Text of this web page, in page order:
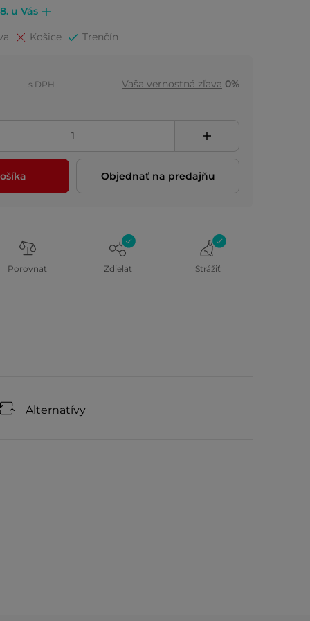
u Vás
Košice Trenčín
s DPH Vaša vernostná zľava 0%
Objednať na predajňu
Porovnať Zdielať Strážiť
Alternatívy